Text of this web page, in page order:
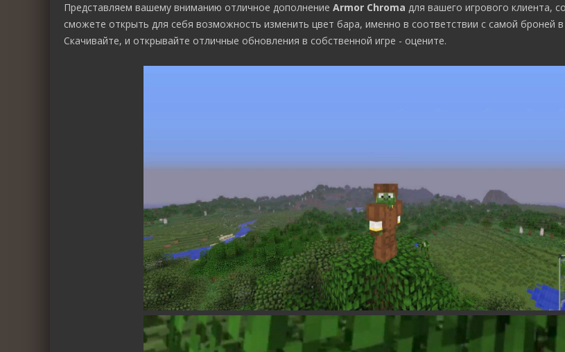
Представляем вашему вниманию отличное дополнение Armor Chroma для вашего игрового клиента,
сможете открыть для себя возможность изменить цвет бара, именно в соответствии с самой броней в
Скачивайте, и открывайте отличные обновления в собственной игре - оцените.